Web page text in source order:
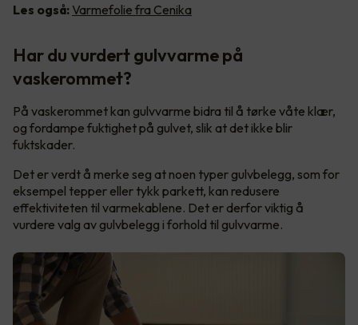
Les også: Varmefolie fra Cenika
Har du vurdert gulvvarme på
vaskerommet?
På vaskerommet kan gulvvarme bidra til å tørke våte klær,
og fordampe fuktighet på gulvet, slik at det ikke blir
fuktskader.
Det er verdt å merke seg at noen typer gulvbelegg, som for
eksempel tepper eller tykk parkett, kan redusere
effektiviteten til varmekablene. Det er derfor viktig å
vurdere valg av gulvbelegg i forhold til gulvvarme.